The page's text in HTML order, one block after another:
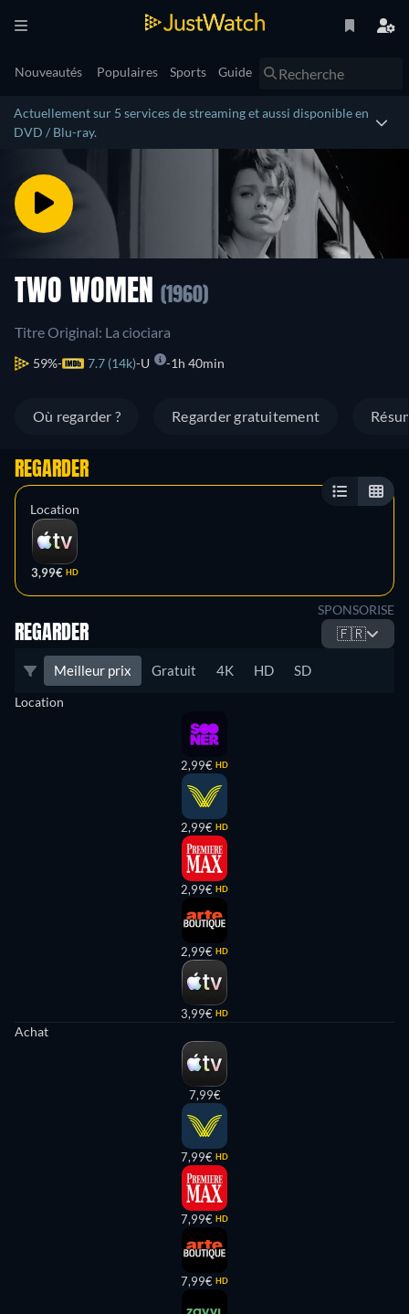
Nouveautés Populaires Sports Guide
Actuellement sur 5 services de streaming et aussi disponible en
DVD / Blu-ray.
TWO WOMEN (1960)
Titre Original: La ciociara
59% 7.7 (14k) U 1h 40min
Où regarder ? Regarder gratuitement
REGARDER
Location
3,99€ HD
SPONSORISE
REGARDER 🇫🇷
Meilleur prix Gratuit 4K HD SD
Location
2,99€ HD
2,99€ HD
2,99€ HD
2,99€ HD
3,99€ HD
Achat
7,99€
7,99€ HD
7,99€ HD
7,99€ HD